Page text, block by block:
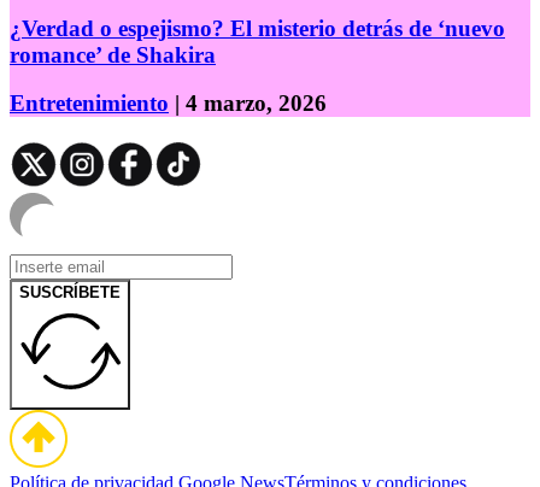
¿Verdad o espejismo? El misterio detrás de ‘nuevo
romance’ de Shakira
Entretenimiento | 4 marzo, 2026
SUSCRÍBETE
Política de privacidad Google NewsTérminos y condiciones